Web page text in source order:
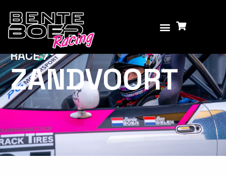
RACE 7
ZANDVOORT